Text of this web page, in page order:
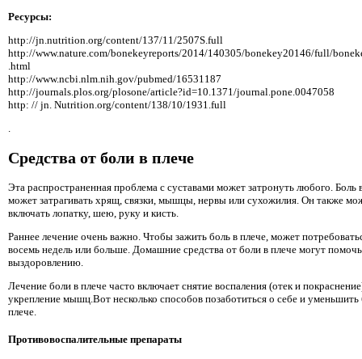
Ресурсы:
http://jn.nutrition.org/content/137/11/2507S.full
http://www.nature.com/bonekeyreports/2014/140305/bonekey20146/full/
.html
http://www.ncbi.nlm.nih.gov/pubmed/16531187
http://journals.plos.org/plosone/article?id=10.1371/journal.pone.0047058
http: // jn. Nutrition.org/content/138/10/1931.full
.
Средства от боли в плече
Эта распространенная проблема с суставами может затронуть любого. Боль
может затрагивать хрящ, связки, мышцы, нервы или сухожилия. Он также
включать лопатку, шею, руку и кисть.
Раннее лечение очень важно. Чтобы зажить боль в плече, может
восемь недель или больше. Домашние средства от боли в плече могут помочь
выздоровлению.
Лечение боли в плече часто включает снятие воспаления (отек и
укрепление мышц.Вот несколько способов позаботиться о себе и уменьшить
плече.
Противовоспалительные препараты